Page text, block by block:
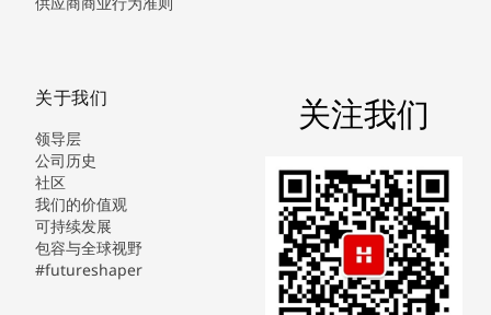
关于我们
领导层
公司历史
社区
我们的价值观
可持续发展
包容与全球视野
#futureshaper
关注我们